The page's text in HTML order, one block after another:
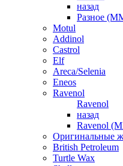
назад
Разное
Motul
Addinol
Castrol
Elf
Areca/Selenia
Eneos
Ravenol
Ravenol
назад
Ravenol
Оригинальные
British Petroleum
Turtle Wax